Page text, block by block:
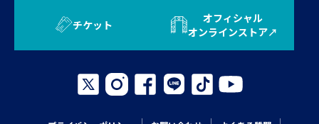
チケット
オフィシャル
オンラインストア